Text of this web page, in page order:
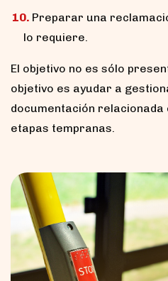
Preparar una
lo requiere.
El objetivo no es sólo
objetivo es ayudar a
documentación
etapas tempranas.